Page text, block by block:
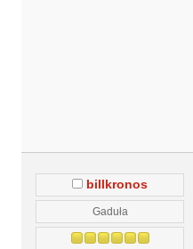
billkronos
Gaduła